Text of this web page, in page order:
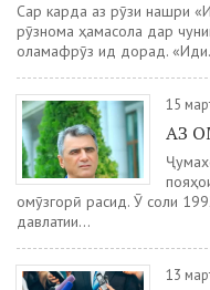
Сар карда аз рӯзи нашри
рӯзнома ҳамасола дар
оламафрӯз ид дорад.
15
АЗ
омӯзгорӣ расид. Ӯ соли
давлатии...
13